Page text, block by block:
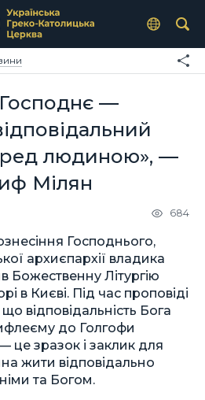
—
людиною», —
Мілян
684
Господнього,
архиєпархії владика
Божественну Літургію
в Києві. Під час проповіді
відповідальність Бога
до Голгофи
це зразок і заклик для
жити відповідально
та Богом.